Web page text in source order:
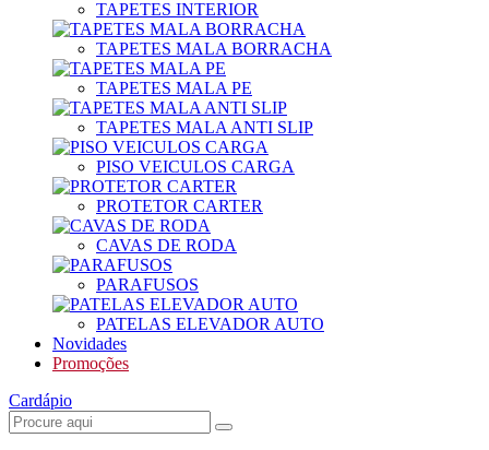
TAPETES INTERIOR
TAPETES MALA BORRACHA
TAPETES MALA PE
TAPETES MALA ANTI SLIP
PISO VEICULOS CARGA
PROTETOR CARTER
CAVAS DE RODA
PARAFUSOS
PATELAS ELEVADOR AUTO
Novidades
Promoções
Cardápio